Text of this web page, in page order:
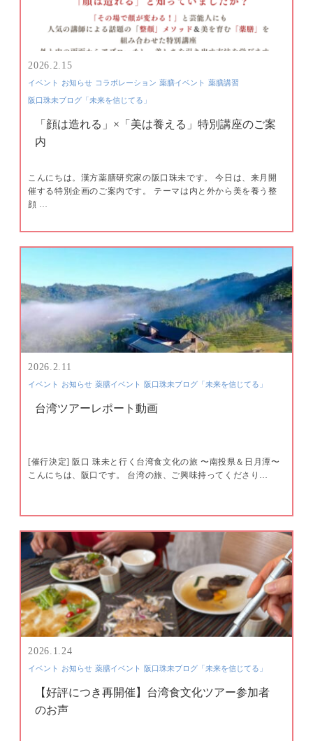
2026.2.15
イベント お知らせ コラボレーション 薬膳イベント 薬膳講習
阪口珠未ブログ「未来を信じてる」
「顔は造れる」×「美は養える」特別講座のご案
内
こんにちは。漢方薬膳研究家の阪口珠未です。 今日は、来月開
催する特別企画のご案内です。 テーマは内と外から美を養う整
顔 …
2026.2.11
イベント お知らせ 薬膳イベント 阪口珠未ブログ「未来を信じてる」
台湾ツアーレポート動画
[催行決定] 阪口 珠未と行く台湾食文化の旅 〜南投県＆日月潭〜
こんにちは、阪口です。 台湾の旅、ご興味持ってくださり…
2026.1.24
イベント お知らせ 薬膳イベント 阪口珠未ブログ「未来を信じてる」
【好評につき再開催】台湾食文化ツアー参加者
のお声